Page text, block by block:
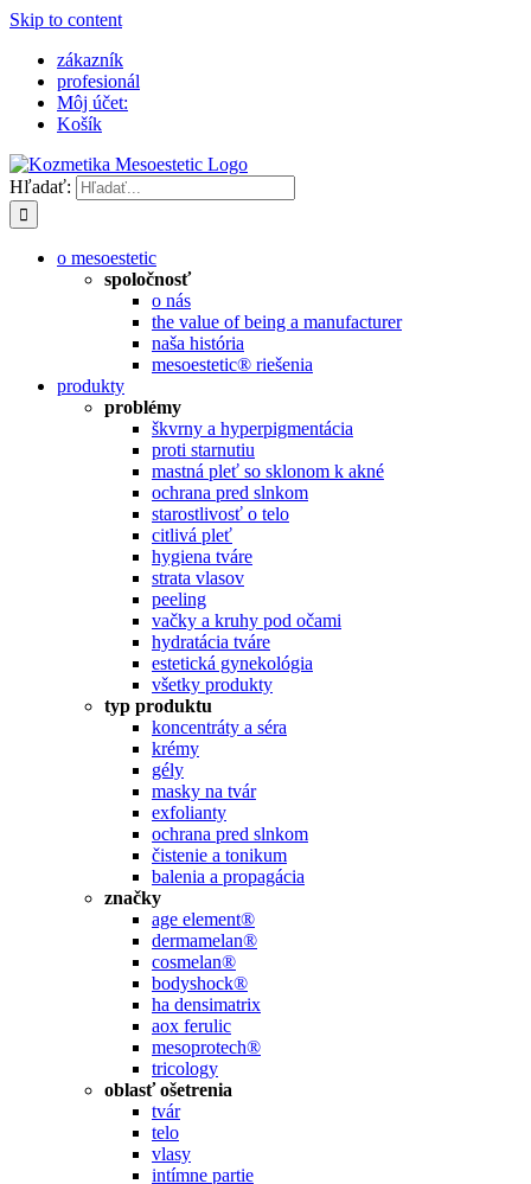
Skip to content
zákazník
profesionál
Môj účet:
Košík
Hľadať:
o mesoestetic
spoločnosť
o nás
the value of being a manufacturer
naša história
mesoestetic® riešenia
produkty
problémy
škvrny a hyperpigmentácia
proti starnutiu
mastná pleť so sklonom k ​​akné
ochrana pred slnkom
starostlivosť o telo
citlivá pleť
hygiena tváre
strata vlasov
peeling
vačky a kruhy pod očami
hydratácia tváre
estetická gynekológia
všetky produkty
typ produktu
koncentráty a séra
krémy
gély
masky na tvár
exfolianty
ochrana pred slnkom
čistenie a tonikum
balenia a propagácia
značky
age element®
dermamelan®
cosmelan®
bodyshock®
ha densimatrix
aox ferulic
mesoprotech®
tricology
oblasť ošetrenia
tvár
telo
vlasy
intímne partie